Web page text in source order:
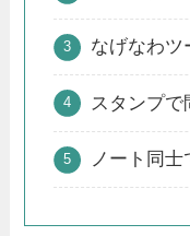
なげなわツ
スタンプで
ノート同